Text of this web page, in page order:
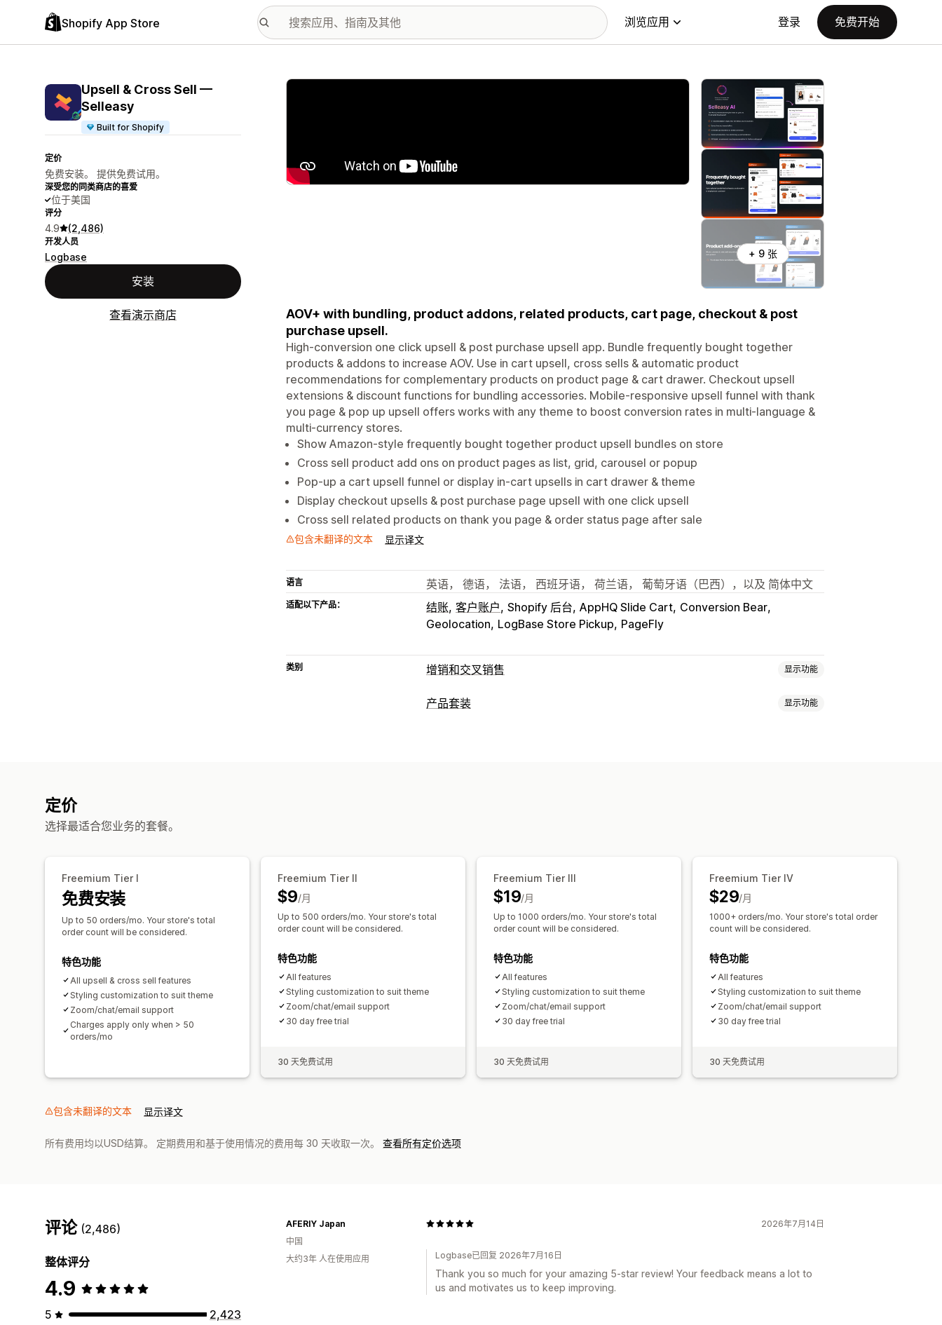
Shopify App Store 浏览应用 登录 免费开始
Upsell & Cross Sell —
Selleasy
Built for Shopify
定价
免费安装。 提供免费试用。
深受您的同类商店的喜爱
位于美国
评分
4.9 (2,486)
开发人员
Logbase
安装
查看演示商店
配图图库
+ 9 张
AOV+ with bundling, product addons, related products, cart page, checkout & post
purchase upsell.
High-conversion one click upsell & post purchase upsell app. Bundle frequently bought together
products & addons to increase AOV. Use in cart upsell, cross sells & automatic product
recommendations for complementary products on product page & cart drawer. Checkout upsell
extensions & discount functions for bundling accessories. Mobile-responsive upsell funnel with thank
you page & pop up upsell offers works with any theme to boost conversion rates in multi-language &
multi-currency stores.
Show Amazon-style frequently bought together product upsell bundles on store
Cross sell product add ons on product pages as list, grid, carousel or popup
Pop-up a cart upsell funnel or display in-cart upsells in cart drawer & theme
Display checkout upsells & post purchase page upsell with one click upsell
Cross sell related products on thank you page & order status page after sale
包含未翻译的文本 显示译文
语言 英语， 德语， 法语， 西班牙语， 荷兰语， 葡萄牙语（巴西），以及 简体中文
适配以下产品： 结账 客户账户 Shopify 后台 AppHQ Slide Cart Conversion Bear
Geolocation LogBase Store Pickup PageFly
类别 增销和交叉销售 显示功能
自定义
产品套装 显示功能
定价
选择最适合您业务的套餐。
Freemium Tier I
免费安装
Up to 50 orders/mo. Your store's total
order count will be considered.
特色功能
All upsell & cross sell features
Styling customization to suit theme
Zoom/chat/email support
Charges apply only when > 50
orders/mo
Freemium Tier II
$9/月
Up to 500 orders/mo. Your store's total
order count will be considered.
特色功能
All features
Styling customization to suit theme
Zoom/chat/email support
30 day free trial
30 天免费试用
Freemium Tier III
$19/月
Up to 1000 orders/mo. Your store's total
order count will be considered.
特色功能
All features
Styling customization to suit theme
Zoom/chat/email support
30 day free trial
30 天免费试用
Freemium Tier IV
$29/月
1000+ orders/mo. Your store's total order
count will be considered.
特色功能
All features
Styling customization to suit theme
Zoom/chat/email support
30 day free trial
30 天免费试用
包含未翻译的文本 显示译文
所有费用均以USD结算。 定期费用和基于使用情况的费用每 30 天收取一次。 查看所有定价选项
评论 (2,486)
整体评分
4.9
5
2,423
2026年7月14日
AFERIY Japan
中国
大约3年 人在使用应用
Logbase已回复 2026年7月16日
Thank you so much for your amazing 5-star review! Your feedback means a lot to
us and motivates us to keep improving.